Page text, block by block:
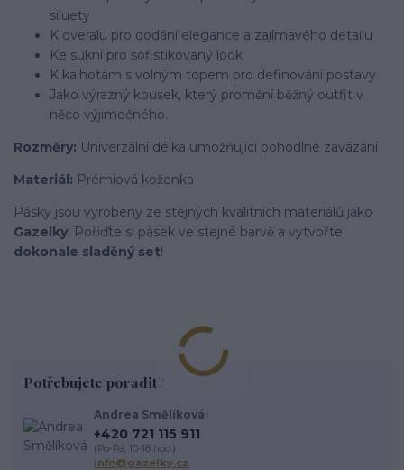
siluety
K overalu pro dodání elegance a zajímavého detailu
Ke sukni pro sofistikovaný look
K kalhotám s volným topem pro definování postavy
Jako výrazný kousek, který promění běžný outfit v
něco výjimečného.
Rozměry: Univerzální délka umožňující pohodlné zavázání
Materiál: Prémiová koženka
Pásky jsou vyrobeny ze stejných kvalitních materiálů jako
Gazelky. Pořiďte si pásek ve stejné barvě a vytvořte
dokonale sladěný set!
Potřebujete poradit?
Andrea Smělíková
+420 721 115 911
(Po-Pá, 10-16 hod.)
info@gazelky.cz